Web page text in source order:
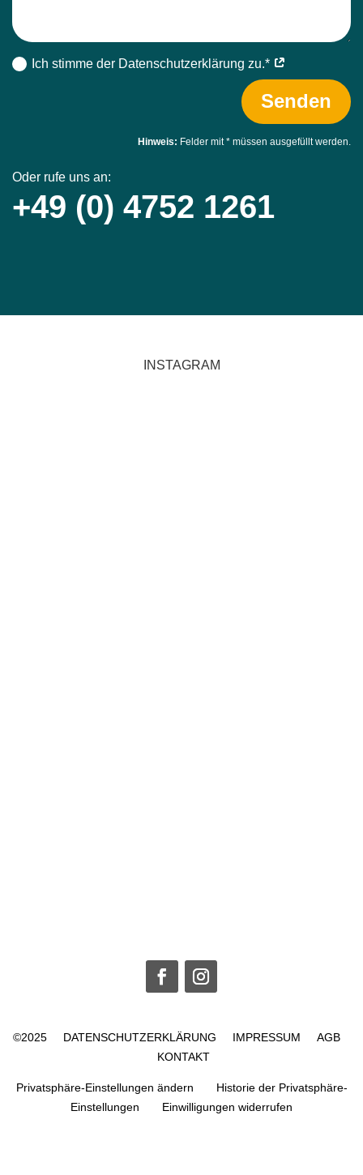
Ich stimme der Datenschutz­erklärung zu.*
Senden
Hinweis: Felder mit* müssen ausgefüllt werden.
Oder rufe uns an:
+49 (0) 4752 1261
INSTAGRAM
©2025 DATENSCHUTZERKLÄRUNG IMPRESSUM
AGB
KONTAKT
Privatsphäre-Einstellungen ändern
Historie der Privatsphäre-
Einstellungen
Einwilligungen widerrufen